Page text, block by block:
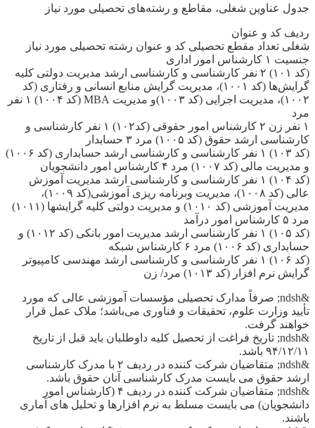
جدول عناوین شغلی، مقاطع و رشته‌های تحصیلی مورد نیاز
ردیف کد و عنوان
شغلی تعداد مقطع تحصیلی کد و عنوان رشته تحصیلی مورد نیاز
جنسیت ۱ کارشناس امور اداری
(کد ۱۰۱) ۲ نفر کارشناسی و کارشناسی ارشد مدیریت دولتی کلیه
گرایش‌ها (کد ۱۰۰۱)، مدیریت گرایش منابع انسانی و رفتاری (کد
۱۰۰۲)، مدیریت اجرایی (کد ۱۰۰۳)و مدیریت MBA (کد ۱۰۰۴) ۱ نفر
مرد
۱ نفر زن ۲ کارشناس امور حقوقی (کد۱۰۲) ۱ نفر کارشناسی و
کارشناسی ارشد حقوق (کد ۱۰۰۵) مرد ۳ حسابدار
(کد ۱۰۳) ۱ نفر کارشناسی و کارشناسی ارشد حسابداری (کد ۱۰۰۶)
و مدیریت مالی (کد ۱۰۰۷) مرد ۴ کارشناس امور دانشجویان
(کد ۱۰۴) ۱ نفر کارشناسی و کارشناسی ارشد مدیریت آموزش
عالی (کد ۱۰۰۸)، مدیریت وبرنامه ریزی آموزشی(کد ۱۰۰۹)،
مدیریت آموزشی (کد ۱۰۱۰) و مدیریت دولتی کلیه گرایشها (۱۰۱۱)
مرد ۵ کارشناس امور درآمد
(کد ۱۰۵) ۱ نفر کارشناسی ارشد مدیریت امور بانکی (کد ۱۰۱۲) و
حسابداری (کد ۱۰۰۶) مرد ۶ کارشناس شبکه
(کد ۱۰۶) ۱ نفر کارشناسی و کارشناسی ارشد مهندسی کامپیوتر
گرایش نرم افزار (کد ۱۰۱۳) مرد/ زن
&ndsh; صرفاً مدارک تحصیلی مؤسسات آموزشی عالی که مورد
تأیید وزارت علوم، تحقیقات و فناوری می‌باشد؛ ملاک عمل قرار
خواهند گرفت.
&ndsh; تاریخ فراغت از تحصیل کلیه داوطلبان باید قبل از تاریخ
۹۴/۱۲/۱۱ باشد.
&ndsh; متقاضیان شرکت کننده در ردیف ۲ با مدرک کارشناسی
ارشد حقوق می بایست مدرک کارشناسی آنان حقوق باشد.
&ndsh; متقاضیان شرکت کننده در ردیف ۴ (کارشناس امور
دانشجویان) می بایست مسلط به نرم افزارها و تحلیل های آماری
باشند.